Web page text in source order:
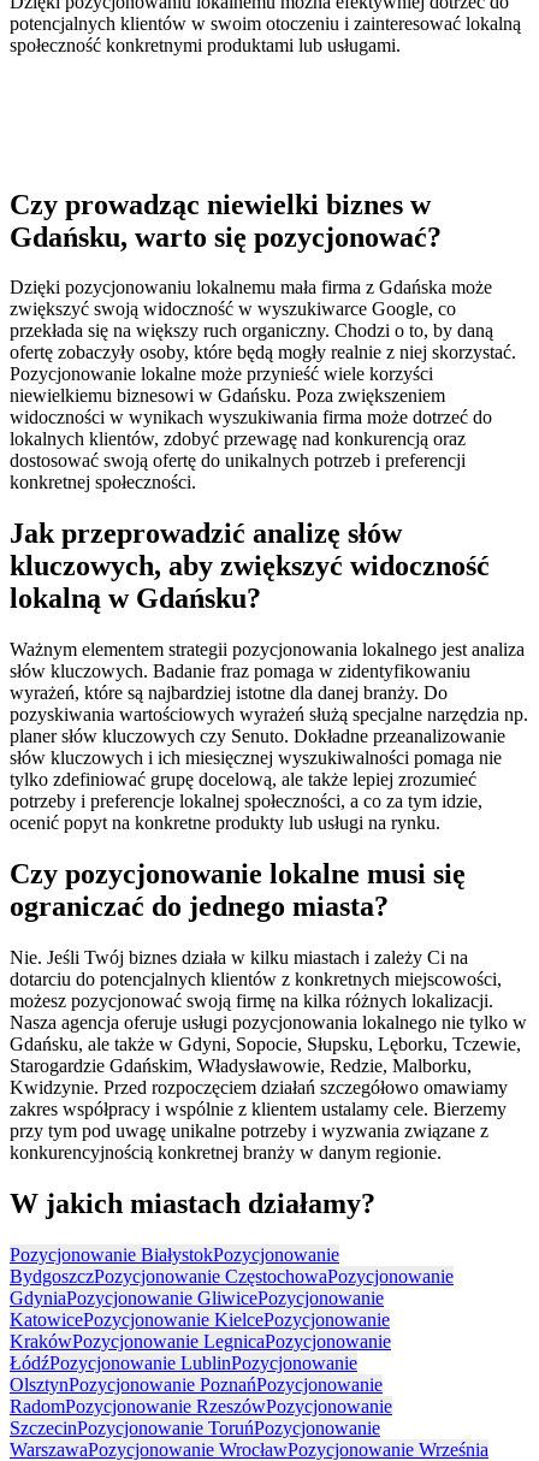
potencjalnych klientów w swoim otoczeniu i zainteresować lokalną
społeczność konkretnymi produktami lub usługami.
Czy prowadząc niewielki biznes w
Gdańsku, warto się pozycjonować?
Dzięki pozycjonowaniu lokalnemu mała firma z Gdańska może
zwiększyć swoją widoczność w wyszukiwarce Google, co
przekłada się na większy ruch organiczny. Chodzi o to, by daną
ofertę zobaczyły osoby, które będą mogły realnie z niej skorzystać.
Pozycjonowanie lokalne może przynieść wiele korzyści
niewielkiemu biznesowi w Gdańsku. Poza zwiększeniem
widoczności w wynikach wyszukiwania firma może dotrzeć do
lokalnych klientów, zdobyć przewagę nad konkurencją oraz
dostosować swoją ofertę do unikalnych potrzeb i preferencji
konkretnej społeczności.
Jak przeprowadzić analizę słów
kluczowych, aby zwiększyć widoczność
lokalną w Gdańsku?
Ważnym elementem strategii pozycjonowania lokalnego jest analiza
słów kluczowych. Badanie fraz pomaga w zidentyfikowaniu
wyrażeń, które są najbardziej istotne dla danej branży. Do
pozyskiwania wartościowych wyrażeń służą specjalne narzędzia np.
planer słów kluczowych czy Senuto. Dokładne przeanalizowanie
słów kluczowych i ich miesięcznej wyszukiwalności pomaga nie
tylko zdefiniować grupę docelową, ale także lepiej zrozumieć
potrzeby i preferencje lokalnej społeczności, a co za tym idzie,
ocenić popyt na konkretne produkty lub usługi na rynku.
Czy pozycjonowanie lokalne musi się
ograniczać do jednego miasta?
Nie. Jeśli Twój biznes działa w kilku miastach i zależy Ci na
dotarciu do potencjalnych klientów z konkretnych miejscowości,
możesz pozycjonować swoją firmę na kilka różnych lokalizacji.
Nasza agencja oferuje usługi pozycjonowania lokalnego nie tylko w
Gdańsku, ale także w Gdyni, Sopocie, Słupsku, Lęborku, Tczewie,
Starogardzie Gdańskim, Władysławowie, Redzie, Malborku,
Kwidzynie. Przed rozpoczęciem działań szczegółowo omawiamy
zakres współpracy i wspólnie z klientem ustalamy cele. Bierzemy
przy tym pod uwagę unikalne potrzeby i wyzwania związane z
konkurencyjnością konkretnej branży w danym regionie.
W jakich miastach działamy?
Pozycjonowanie BiałystokPozycjonowanie
BydgoszczPozycjonowanie CzęstochowaPozycjonowanie
GdyniaPozycjonowanie GliwicePozycjonowanie
KatowicePozycjonowanie KielcePozycjonowanie
KrakówPozycjonowanie LegnicaPozycjonowanie
ŁódźPozycjonowanie LublinPozycjonowanie
OlsztynPozycjonowanie PoznańPozycjonowanie
RadomPozycjonowanie RzeszówPozycjonowanie
SzczecinPozycjonowanie ToruńPozycjonowanie
WarszawaPozycjonowanie WrocławPozycjonowanie Września